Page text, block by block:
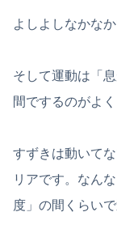
よしよしなかな
そして運動は「
間でするのがよ
すずきは動いて
リアです。なん
度」の間くらい